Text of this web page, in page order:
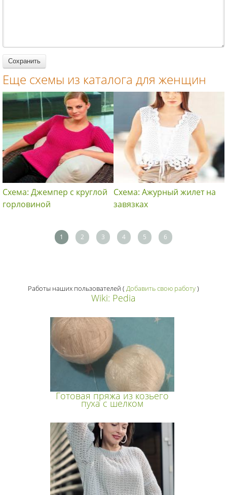
женщин
Еще схемы из каталога для женщин
Схема: Джемпер с круглой
горловиной
Схема: Ажурный жилет на
завязках
1 2 3 4 5 6
Работы наших пользователей ( Добавить свою работу)
Wiki: Pedia
Готовая пряжа из козьего
пуха с шелком